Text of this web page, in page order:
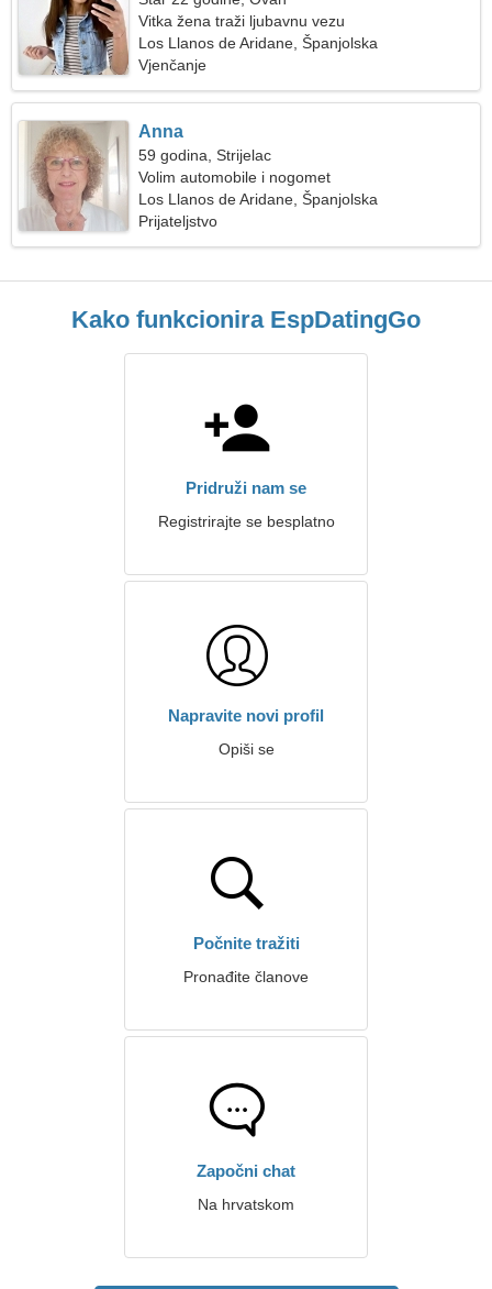
Vitka žena traži ljubavnu vezu
Los Llanos de Aridane, Španjolska
Vjenčanje
Anna
59 godina, Strijelac
Volim automobile i nogomet
Los Llanos de Aridane, Španjolska
Prijateljstvo
Kako funkcionira EspDatingGo
Pridruži nam se
Registrirajte se besplatno
Napravite novi profil
Opiši se
Počnite tražiti
Pronađite članove
Započni chat
Na hrvatskom